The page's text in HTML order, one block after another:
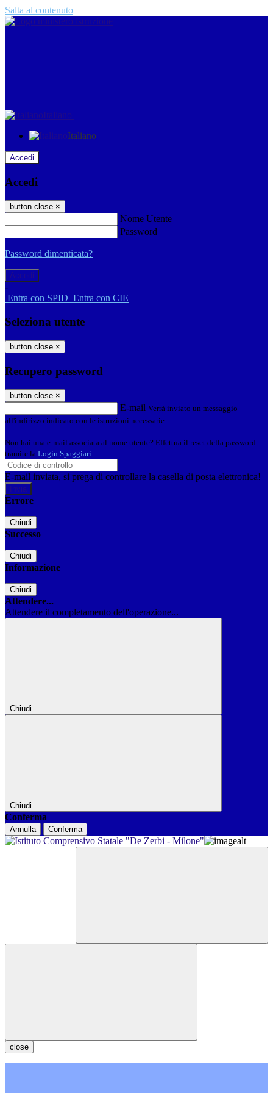
Salta al contenuto
Italiano
Italiano
Accedi
Accedi
button close ×
Nome Utente
Password
Password dimenticata?
-
Entra con SPID Entra con CIE
Seleziona utente
button close ×
Recupero password
button close ×
E-mail Verrà inviato un messaggio
all'indirizzo indicato con le istruzioni necessarie.
Non hai una e-mail associata al nome utente? Effettua il reset della password
tramite la Login Spaggiari
E-mail inviata, si prega di controllare la casella di posta elettronica!
Errore
Chiudi
Successo
Chiudi
Informazione
Chiudi
Attendere...
Attendere il completamento dell'operazione...
Chiudi
Chiudi
Conferma
Annulla Conferma
close